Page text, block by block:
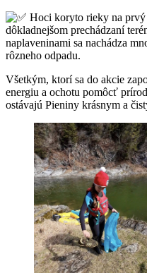
Hoci koryto rieky na prvý
dôkladnejšom prechádzaní
naplaveninami sa nachádza
rôzneho odpadu.
Všetkým, ktorí sa do akcie
energiu a ochotu pomôcť
ostávajú Pieniny krásnym a